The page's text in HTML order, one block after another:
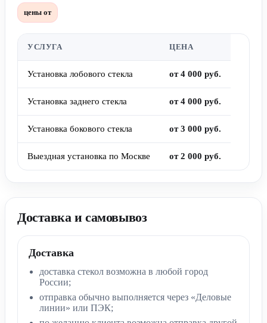
цены от
УСЛУГА ЦЕНА
Установка лобового стекла от 4 000 руб.
Установка заднего стекла от 4 000 руб.
Установка бокового стекла от 3 000 руб.
Выездная установка по Москве от 2 000 руб.
Доставка и самовывоз
Доставка
доставка стекол возможна в любой город
России;
отправка обычно выполняется через «Деловые
линии» или ПЭК;